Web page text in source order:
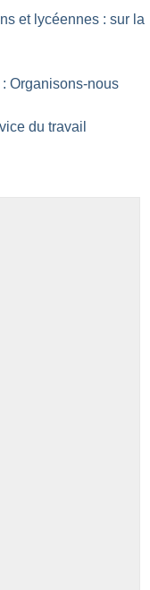
et lycéennes : sur la
: Organisons-nous
du travail